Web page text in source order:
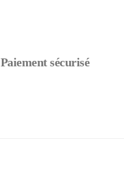
Paiement sécurisé